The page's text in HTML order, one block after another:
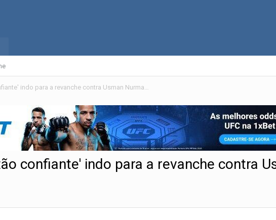
Paul Hughes 'nunca esteve tão confiante' indo para a revanche contra Usman Nurmagomedov
confiante' indo para a revanche contra